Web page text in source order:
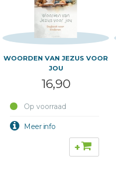
WOORDEN VAN JEZUS VOOR
JOU
16,90
Op voorraad
+